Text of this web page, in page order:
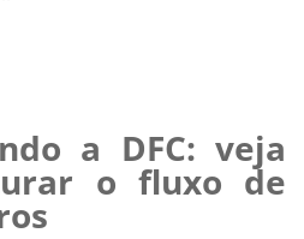
a DFC: veja
o fluxo de